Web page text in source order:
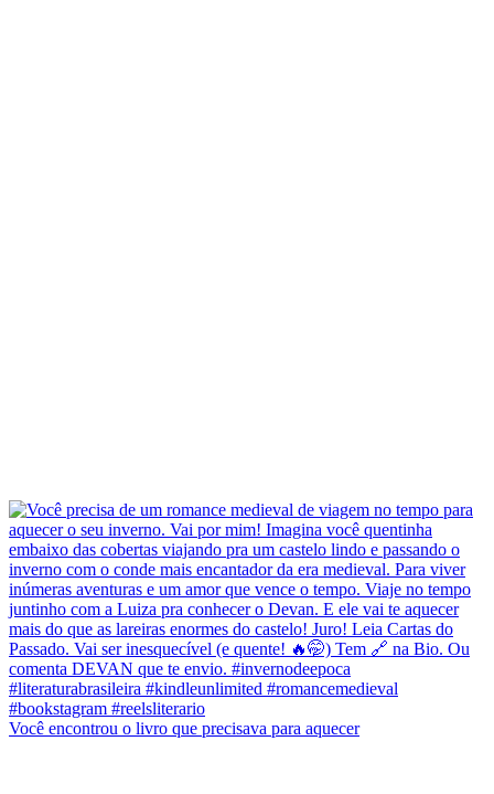
Você encontrou o livro que precisava para aquecer